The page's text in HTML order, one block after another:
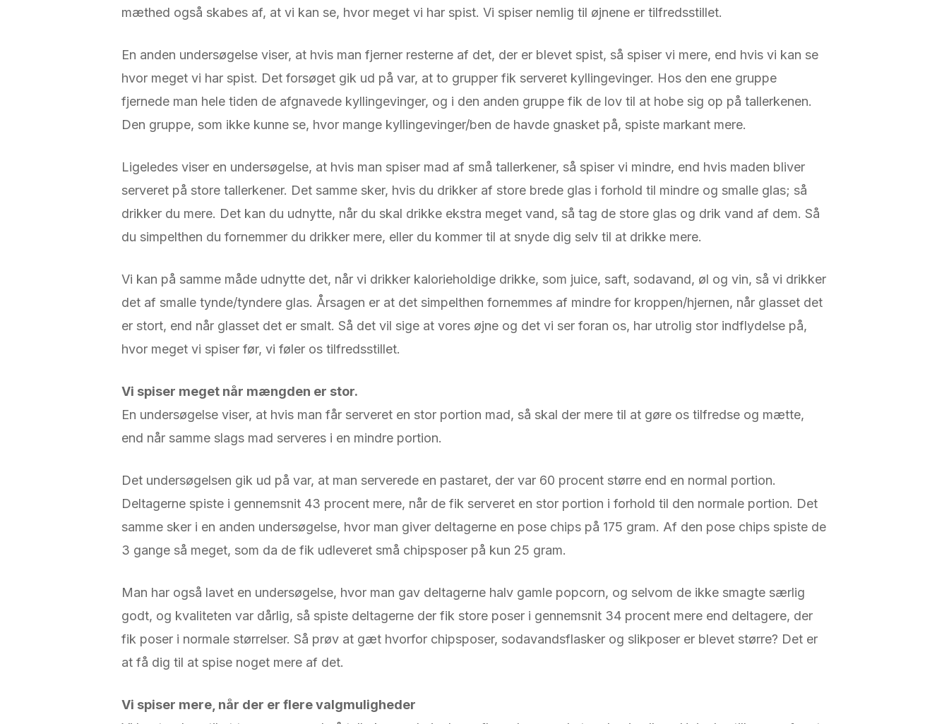
mæthed også skabes af, at vi kan se, hvor meget vi har spist. Vi spiser nemlig til øjnene er tilfredsstillet.
En anden undersøgelse viser, at hvis man fjerner resterne af det, der er blevet spist, så spiser vi mere, end hvis vi kan se
hvor meget vi har spist. Det forsøget gik ud på var, at to grupper fik serveret kyllingevinger. Hos den ene gruppe
fjernede man hele tiden de afgnavede kyllingevinger, og i den anden gruppe fik de lov til at hobe sig op på tallerkenen.
Den gruppe, som ikke kunne se, hvor mange kyllingevinger/ben de havde gnasket på, spiste markant mere.
Ligeledes viser en undersøgelse, at hvis man spiser mad af små tallerkener, så spiser vi mindre, end hvis maden bliver
serveret på store tallerkener. Det samme sker, hvis du drikker af store brede glas i forhold til mindre og smalle glas; så
drikker du mere. Det kan du udnytte, når du skal drikke ekstra meget vand, så tag de store glas og drik vand af dem. Så
du simpelthen du fornemmer du drikker mere, eller du kommer til at snyde dig selv til at drikke mere.
Vi kan på samme måde udnytte det, når vi drikker kalorieholdige drikke, som juice, saft, sodavand, øl og vin, så vi drikker
det af smalle tynde/tyndere glas. Årsagen er at det simpelthen fornemmes af mindre for kroppen/hjernen, når glasset det
er stort, end når glasset det er smalt. Så det vil sige at vores øjne og det vi ser foran os, har utrolig stor indflydelse på,
hvor meget vi spiser før, vi føler os tilfredsstillet.
Vi spiser meget når mængden er stor.
En undersøgelse viser, at hvis man får serveret en stor portion mad, så skal der mere til at gøre os tilfredse og mætte,
end når samme slags mad serveres i en mindre portion.
Det undersøgelsen gik ud på var, at man serverede en pastaret, der var 60 procent større end en normal portion.
Deltagerne spiste i gennemsnit 43 procent mere, når de fik serveret en stor portion i forhold til den normale portion. Det
samme sker i en anden undersøgelse, hvor man giver deltagerne en pose chips på 175 gram. Af den pose chips spiste de
3 gange så meget, som da de fik udleveret små chipsposer på kun 25 gram.
Man har også lavet en undersøgelse, hvor man gav deltagerne halv gamle popcorn, og selvom de ikke smagte særlig
godt, og kvaliteten var dårlig, så spiste deltagerne der fik store poser i gennemsnit 34 procent mere end deltagere, der
fik poser i normale størrelser. Så prøv at gæt hvorfor chipsposer, sodavandsflasker og slikposer er blevet større? Det er
at få dig til at spise noget mere af det.
Vi spiser mere, når der er flere valgmuligheder